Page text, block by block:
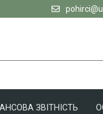
ЗВІТНІСТЬ